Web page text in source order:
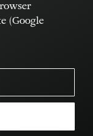
(Google